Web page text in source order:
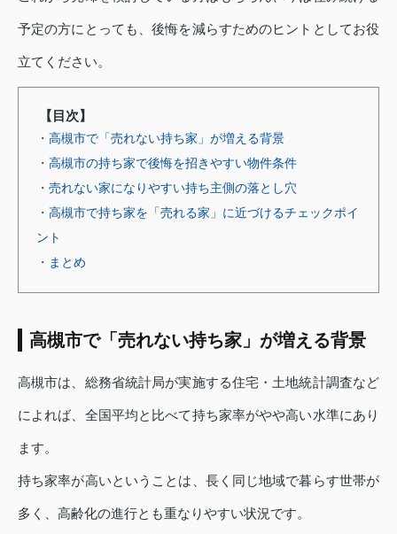
予定の方にとっても、後悔を減らすためのヒントとしてお役
立てください。
【目次】
・高槻市で「売れない持ち家」が増える背景
・高槻市の持ち家で後悔を招きやすい物件条件
・売れない家になりやすい持ち主側の落とし穴
・高槻市で持ち家を「売れる家」に近づけるチェックポイ
ント
・まとめ
高槻市で「売れない持ち家」が増える背景
高槻市は、総務省統計局が実施する住宅・土地統計調査など
によれば、全国平均と比べて持ち家率がやや高い水準にあり
ます。
持ち家率が高いということは、長く同じ地域で暮らす世帯が
多く、高齢化の進行とも重なりやすい状況です。